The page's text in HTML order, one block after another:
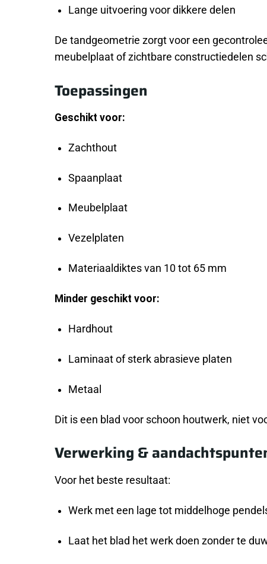
Lange uitvoering voor dikkere delen
De tandgeometrie zorgt voor een
meubelplaat of zichtbare constructiedelen
Toepassingen
Geschikt voor:
Zachthout
Spaanplaat
Meubelplaat
Vezelplaten
Materiaaldiktes van 10 tot 65 mm
Minder geschikt voor:
Hardhout
Laminaat of sterk abrasieve platen
Metaal
Dit is een blad voor schoon houtwerk, niet
Verwerking &
Voor het beste resultaat:
Werk met een lage tot middelhoge
Laat het blad het werk doen zonder te